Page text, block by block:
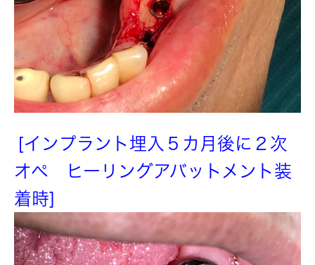
[インプラント埋入５カ月後に２次
オペ ヒーリングアバットメント装
着時]